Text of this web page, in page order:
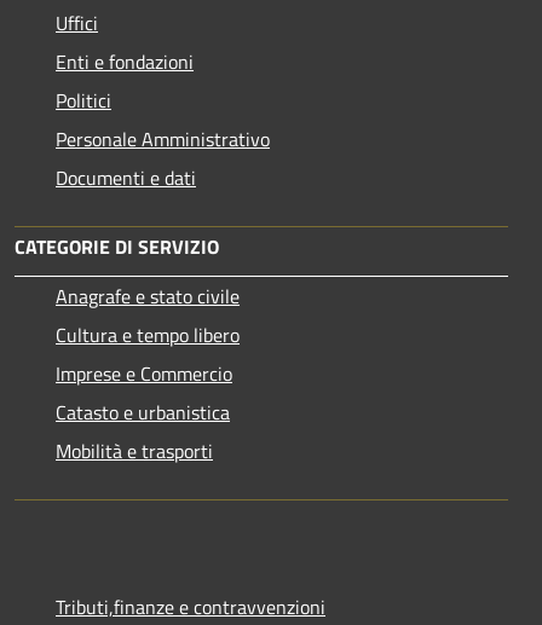
Uffici
Enti e fondazioni
Politici
Personale Amministrativo
Documenti e dati
CATEGORIE DI SERVIZIO
Anagrafe e stato civile
Cultura e tempo libero
Imprese e Commercio
Catasto e urbanistica
Mobilità e trasporti
Tributi,finanze e contravvenzioni